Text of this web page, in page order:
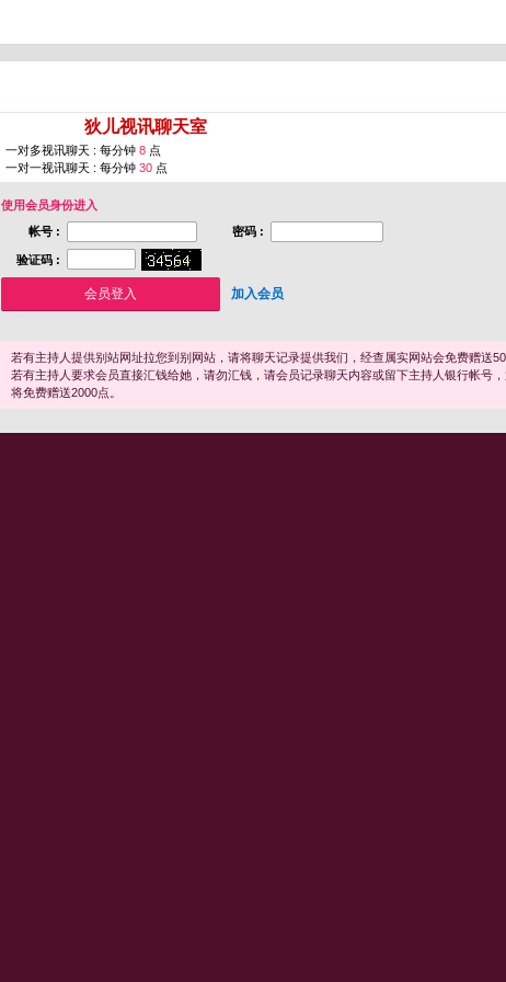
狄儿视讯聊天室
一对多视讯聊天 : 每分钟 8 点
一对一视讯聊天 : 每分钟 30 点
使用会员身份进入
帐号 :
密码 :
验证码 :
加入会员
若有主持人提供别站网址拉您到别网站，请将聊天记录提供我们，经查属实网站会免费赠送
若有主持人要求会员直接汇钱给她，请勿汇钱，请会员记录聊天内容或留下主持人银行帐号
将免费赠送2000点。